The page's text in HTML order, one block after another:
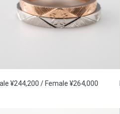
¥244,200 / Female ¥264,000